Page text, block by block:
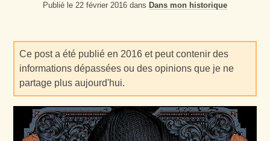
Publié le 22 février 2016 dans Dans mon historique
Ce post a été publié en 2016 et peut contenir des
informations dépassées ou des opinions que je ne
partage plus aujourd'hui.